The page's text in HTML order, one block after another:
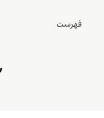
فهرست